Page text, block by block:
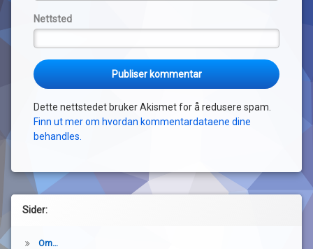
Nettsted
Dette nettstedet bruker Akismet for å redusere spam.
Finn ut mer om hvordan kommentardataene dine
behandles.
Sider:
Om…